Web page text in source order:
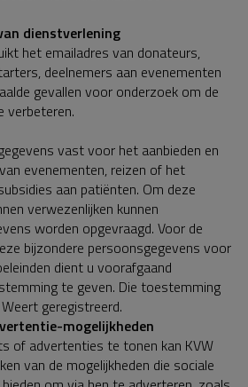
dienstverlening
het emailadres van donateurs,
deelnemers aan evenementen
gevallen voor onderzoek om de
verbeteren.
vast voor het aanbieden en
evenementen, reizen of het
aan patiënten. Om deze
verwezenlijken kunnen
worden opgevraagd. Voor de
bijzondere persoonsgegevens voor
dient u voorafgaand
te geven. Die toestemming
geregistreerd.
mogelijkheden
of advertenties te tonen kan KVW
van de mogelijkheden die sociale